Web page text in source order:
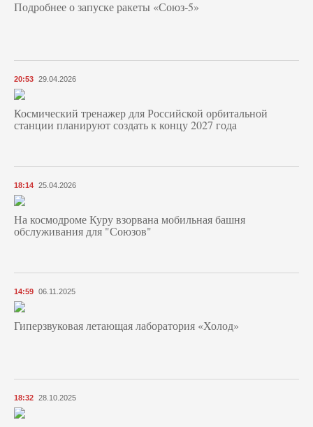
Подробнее о запуске ракеты «Союз‑5»
20:53 29.04.2026
Космический тренажер для Российской орбитальной
станции планируют создать к концу 2027 года
18:14 25.04.2026
На космодроме Куру взорвана мобильная башня
обслуживания для "Союзов"
14:59 06.11.2025
Гиперзвуковая летающая лаборатория «Холод»
18:32 28.10.2025